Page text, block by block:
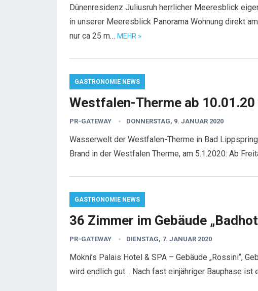
Dünenresidenz Juliusruh herrlicher Meeresblick
in unserer Meeresblick Panorama Wohnung direkt
nur ca 25 m… MEHR »
GASTRONOMIE NEWS
Westfalen-Therme ab
PR-GATEWAY DONNERSTAG, 9. JANUAR 2020
Wasserwelt der Westfalen-Therme in Bad
Brand in der Westfalen Therme, am 5.1.2020: Ab
GASTRONOMIE NEWS
36 Zimmer im Gebäude
PR-GATEWAY DIENSTAG, 7. JANUAR 2020
Mokni’s Palais Hotel & SPA – Gebäude „Rossini“,
wird endlich gut… Nach fast einjähriger Bauphase ist